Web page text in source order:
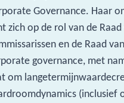
Governance. Haar
zich op de rol van de Raad
en de Raad
governance, met
om
(inclusief